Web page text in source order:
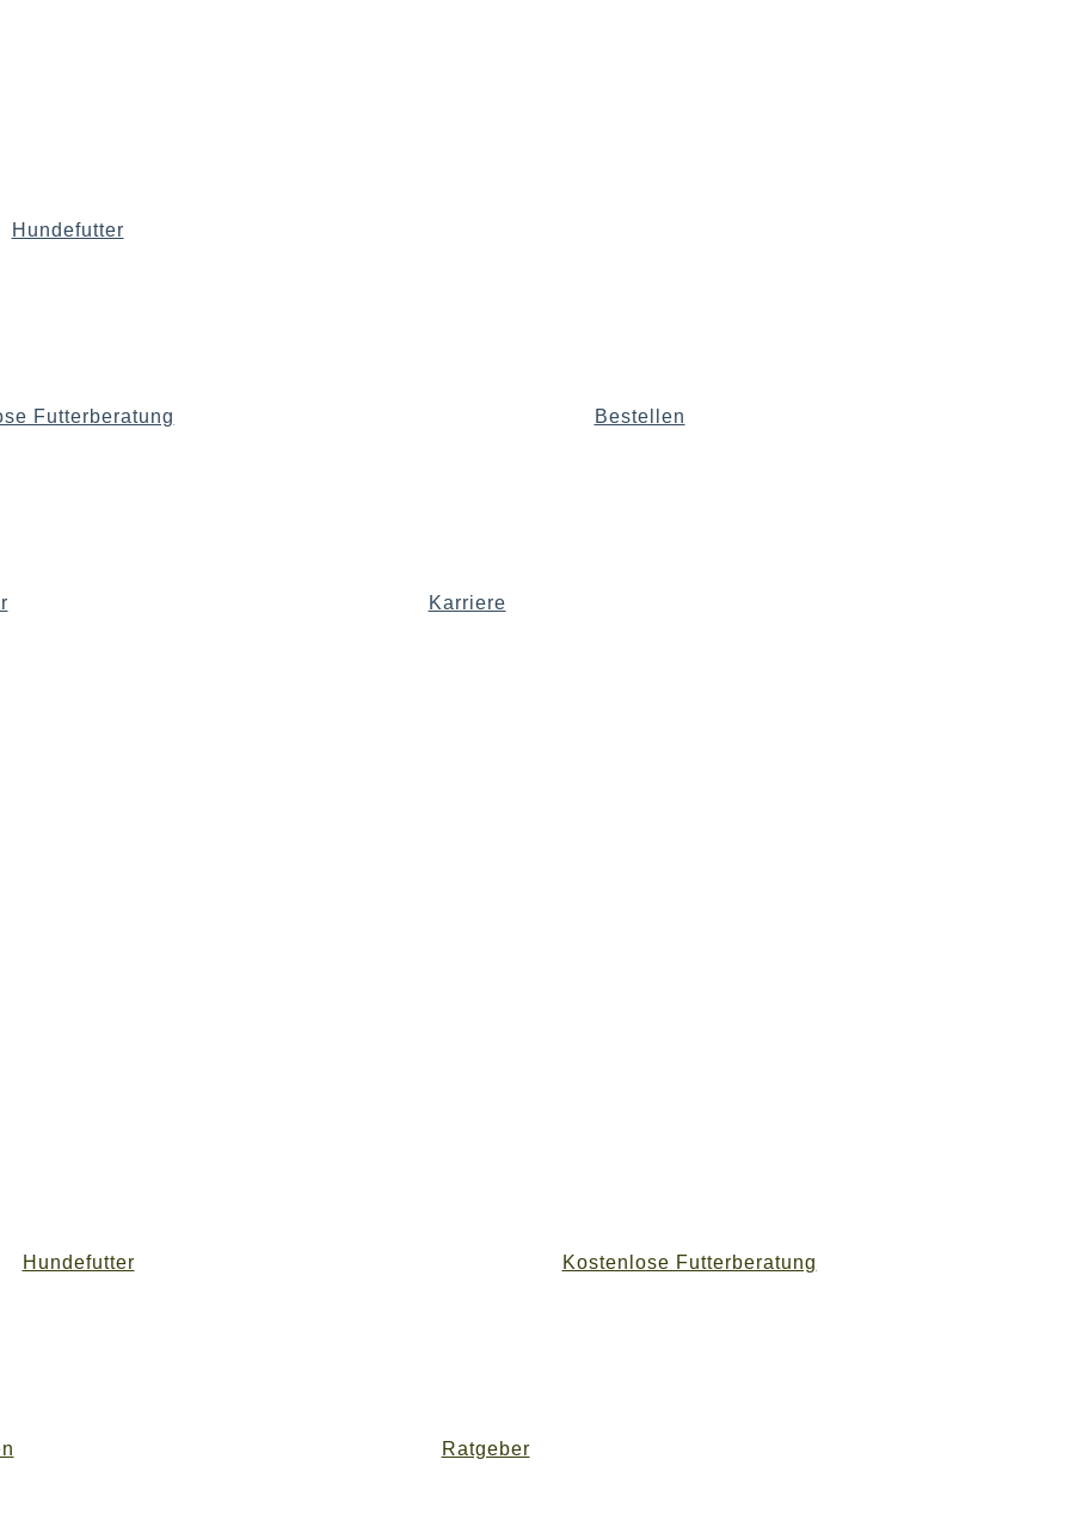
Hundefutter
Futterberatung Bestellen
Karriere
Hundefutter Kostenlose Futterberatung
Ratgeber